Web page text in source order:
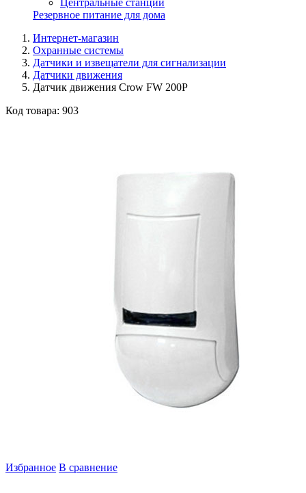
Резервное питание для дома
Интернет-магазин
Охранные системы
Датчики и извещатели для сигнализации
Датчики движения
Датчик движения Crow FW 200P
Код товара: 903
Избранное В сравнение